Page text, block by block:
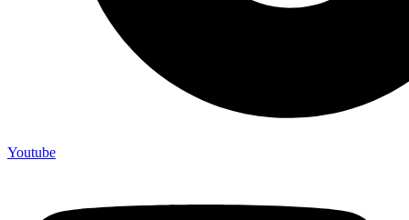
Youtube